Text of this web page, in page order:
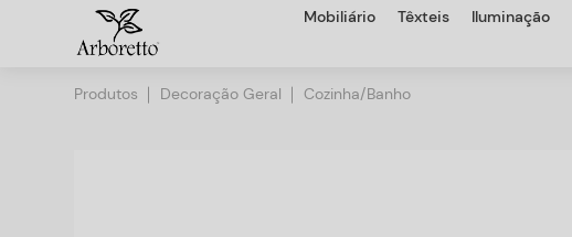
Mobiliário Têxteis Iluminação
Produtos Decoração Geral Cozinha/Banho